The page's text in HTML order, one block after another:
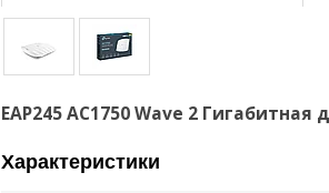
EAP245 AC1750 Wave 2
Характеристики